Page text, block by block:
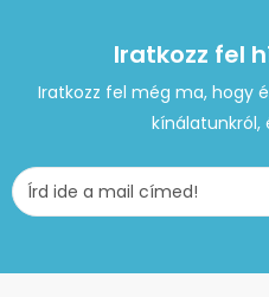
Iratkozz fel
Iratkozz fel még ma, hogy
kínálatunkról,